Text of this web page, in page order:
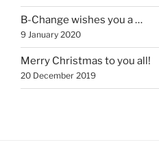
B-Change wishes you a …
9 January 2020
Merry Christmas to you all!
20 December 2019